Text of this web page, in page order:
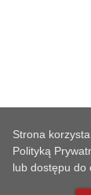
Strona
Polityką
lub dostępu do